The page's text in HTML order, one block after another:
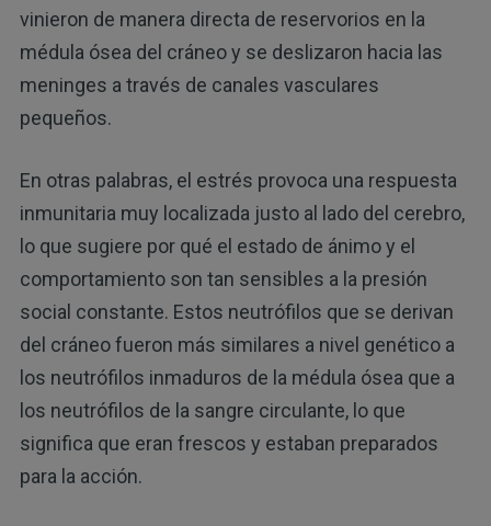
vinieron de manera directa de reservorios en la
médula ósea del cráneo y se deslizaron hacia las
meninges a través de canales vasculares
pequeños.
En otras palabras, el estrés provoca una respuesta
inmunitaria muy localizada justo al lado del cerebro,
lo que sugiere por qué el estado de ánimo y el
comportamiento son tan sensibles a la presión
social constante. Estos neutrófilos que se derivan
del cráneo fueron más similares a nivel genético a
los neutrófilos inmaduros de la médula ósea que a
los neutrófilos de la sangre circulante, lo que
significa que eran frescos y estaban preparados
para la acción.